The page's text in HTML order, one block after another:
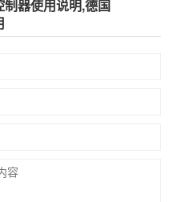
器使用说明,德国